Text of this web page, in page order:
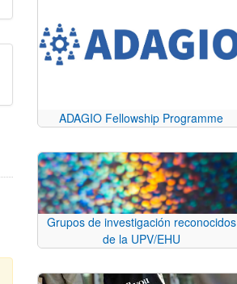
ADAGIO Fellowship Programme
Grupos de investigación reconocidos
de la UPV/EHU